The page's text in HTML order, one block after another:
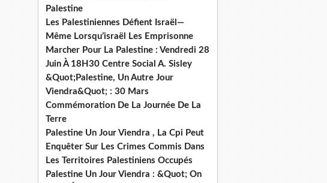
Palestine
Les Palestiniennes Défient Israël—
Même Lorsqu’israël Les Emprisonne
Marcher Pour La Palestine : Vendredi 28
Juin À 18H30 Centre Social A. Sisley
&Quot;Palestine, Un Autre Jour
Viendra&Quot; : 30 Mars
Commémoration De La Journée De La
Terre
Palestine Un Jour Viendra , La Cpi Peut
Enquêter Sur Les Crimes Commis Dans
Les Territoires Palestiniens Occupés
Palestine Un Jour Viendra : &Quot; On